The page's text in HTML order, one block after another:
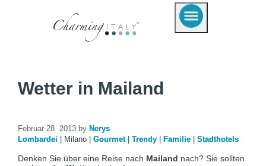
Wetter in Mailand
Februar 28 2013 by Nerys
Lombardei
Milano Gourmet Trendy Familie Stadthotels
Denken Sie über eine Reise nach Mailand nach? Sie sollten